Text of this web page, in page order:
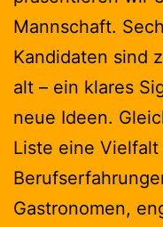
Mannschaft.
Kandidaten sind
alt – ein klares
neue Ideen.
Liste eine
Gastronomen,